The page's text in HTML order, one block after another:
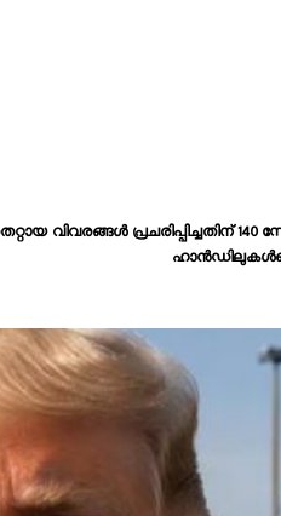
വിവരങ്ങൾ പ്രചരിപ്പിച്ചതിന്